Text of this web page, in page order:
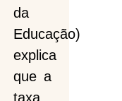
da
Educação)
explica
que a
taxa